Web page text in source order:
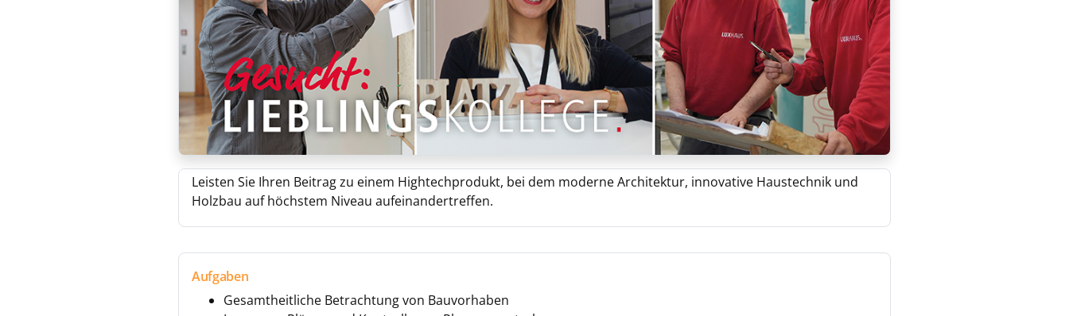
Leisten Sie Ihren Beitrag zu einem Hightechprodukt, bei dem moderne Architektur, innovative Haustechnik und
Holzbau auf höchstem Niveau aufeinandertreffen.
Aufgaben
Gesamtheitliche Betrachtung von Bauvorhaben